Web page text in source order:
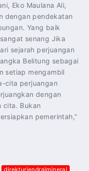
Eko Maulana Ali,
dengan pendekatan
Yang baik
senang Jika
sejarah perjuangan
Belitung sebagai
setiap mengambil
cita perjuangan
dengan
cita. Bukan
pemerintah,”
direkturjendralmineral